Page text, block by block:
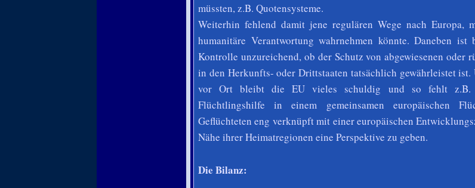
müssten, z.B. Quotensysteme.
Weiterhin fehlend damit jene regulären Wege nach Europa,
humanitäre Verantwortung wahrnehmen könnte. Daneben
Kontrolle unzureichend, ob der Schutz von abgewiesenen oder
in den Herkunfts- oder Drittstaaten tatsächlich gewährleistet
vor Ort bleibt die EU vieles schuldig und so fehlt z.B.
Flüchtlingshilfe in einem gemeinsamen europäischen
Geflüchteten eng verknüpft mit einer europäischen
Nähe ihrer Heimatregionen eine Perspektive zu geben.
Die Bilanz: